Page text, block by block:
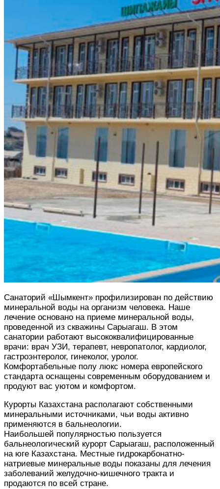
Санаторий «Шымкент» профилизирован по действию
минеральной воды на организм человека. Наше
лечение основано на приеме минеральной воды,
проведенной из скважины Сарыагаш. В этом
санатории работают высококвалифицированные
врачи: врач УЗИ, терапевт, невропатолог, кардиолог,
гастроэнтеролог, гинеколог, уролог.
Комфортабельные полу люкс номера европейского
стандарта оснащены современным оборудованием и
продуют вас уютом и комфортом.
Курорты Казахстана располагают собственными
минеральными источниками, чьи воды активно
применяются в бальнеологии.
Наибольшей популярностью пользуется
бальнеологический курорт Сарыагаш, расположенный
на юге Казахстана. Местные гидрокарбонатно-
натриевые минеральные воды показаны для лечения
заболеваний желудочно-кишечного тракта и
продаются по всей стране.